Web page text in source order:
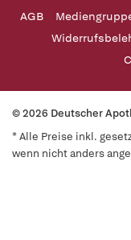
AGB
© 2026 Deutscher
* Alle Preise inkl.
wenn nicht anders